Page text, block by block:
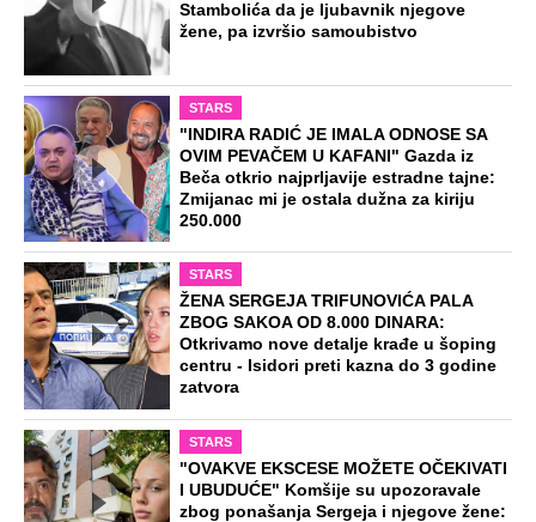
Stambolića da je ljubavnik njegove
žene, pa izvršio samoubistvo
STARS
"INDIRA RADIĆ JE IMALA ODNOSE SA
OVIM PEVAČEM U KAFANI" Gazda iz
Beča otkrio najprljavije estradne tajne:
Zmijanac mi je ostala dužna za kiriju
250.000
STARS
ŽENA SERGEJA TRIFUNOVIĆA PALA
ZBOG SAKOA OD 8.000 DINARA:
Otkrivamo nove detalje krađe u šoping
centru - Isidori preti kazna do 3 godine
zatvora
STARS
"OVAKVE EKSCESE MOŽETE OČEKIVATI
I UBUDUĆE" Komšije su upozoravale
zbog ponašanja Sergeja i njegove žene: